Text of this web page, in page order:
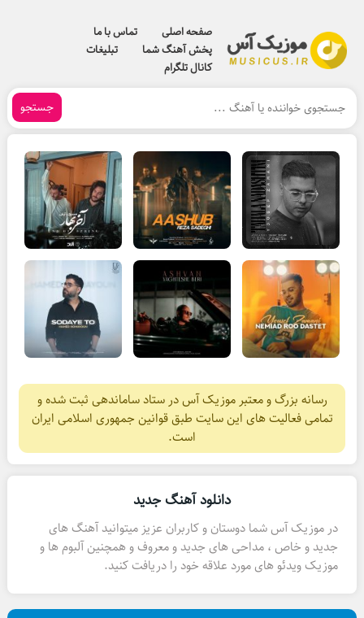
صفحه اصلی
تماس با ما
پخش آهنگ شما
تبلیغات
کانال تلگرام
جستجو
رسانه بزرگ و معتبر موزیک آس در ستاد ساماندهی ثبت شده و
تمامی فعالیت های این سایت طبق قوانین جمهوری اسلامی ایران
است.
دانلود آهنگ جدید
در موزیک آس شما دوستان و کاربران عزیز میتوانید آهنگ های
جدید و خاص ، مداحی های جدید و معروف و همچنین آلبوم ها و
موزیک ویدئو های مورد علاقه خود را دریافت کنید.